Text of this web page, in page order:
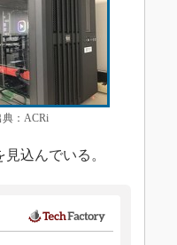
：ACRi
込んでいる。